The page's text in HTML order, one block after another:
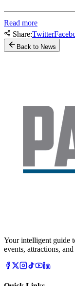
Read more
Share:Twitter
Back to News
Your intelligent guide
events, attractions,